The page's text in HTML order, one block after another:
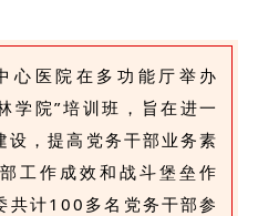
心医院在多功能厅举办
学院”培训班，旨在进一
设，提高党务干部业务素
工作成效和战斗堡垒作
共计100多名党务干部参